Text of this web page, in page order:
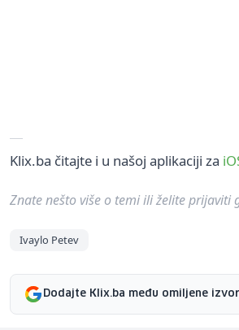
Klix.ba čitajte i u našoj aplikaciji za
Znate nešto više o temi ili želite prijaviti
Ivaylo Petev
Dodajte Klix.ba među omiljene